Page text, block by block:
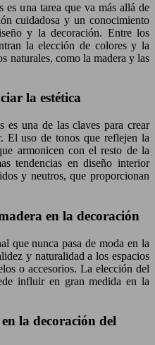
es una tarea que va más allá de
cuidadosa y un conocimiento
y la decoración. Entre los
la elección de colores y la
naturales, como la madera y las
la estética
es una de las claves para crear
El uso de tonos que reflejen la
armonicen con el resto de la
tendencias en diseño interior
y neutros, que proporcionan
en la decoración
que nunca pasa de moda en la
y naturalidad a los espacios
o accesorios. La elección del
influir en gran medida en la
la decoración del